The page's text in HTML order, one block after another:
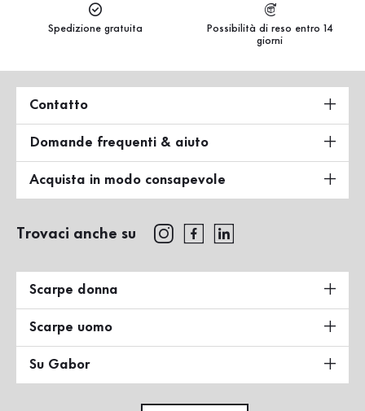
Spedizione gratuita
Possibilità di reso entro 14
giorni
Contatto
Domande frequenti & aiuto
Acquista in modo consapevole
Trovaci anche su
Scarpe donna
Scarpe uomo
Su Gabor